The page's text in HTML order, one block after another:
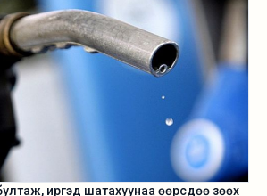
иргэд шатахуунаа өөрсдөө зөөх